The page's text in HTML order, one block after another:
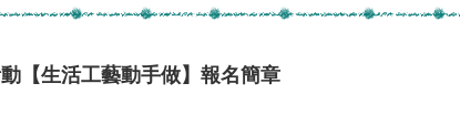
【生活工藝動手做】報名簡章